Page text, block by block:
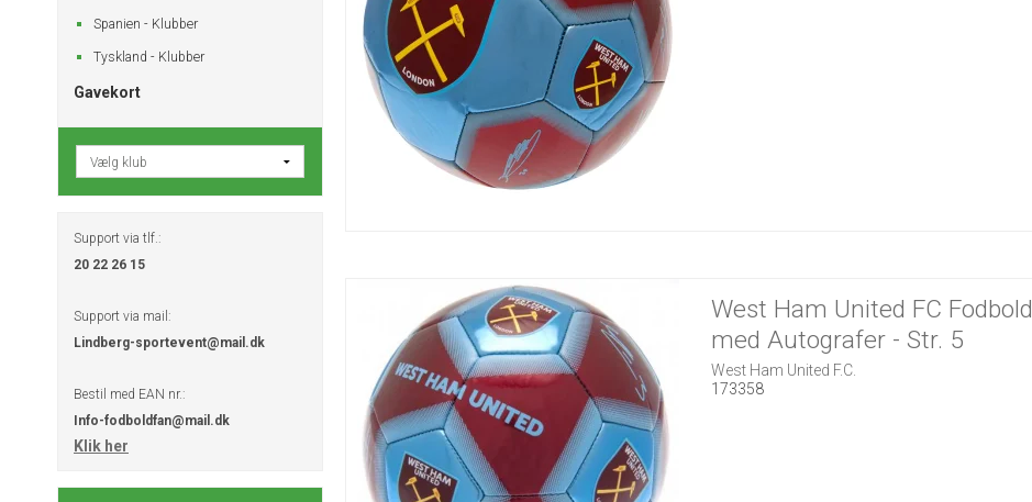
Spanien - Klubber
Tyskland - Klubber
Gavekort
Support via tlf.:
20 22 26 15
Support via mail:
Lindberg-sportevent@mail.dk
Bestil med EAN nr.:
Info-fodboldfan@mail.dk
Klik her
West Ham United FC Fodbold
med Autografer - Str. 5
West Ham United F.C.
173358